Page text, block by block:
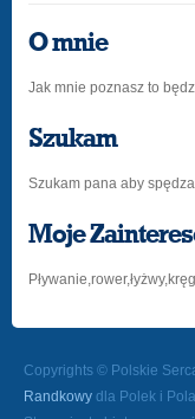
O mnie
Jak mnie poznasz to
Szukam
Szukam pana aby
Moje
Copyrights © Polskie
Randkowy dla Polek i